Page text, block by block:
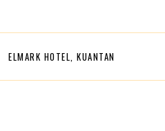
ELMARK HOTEL, KUANTAN